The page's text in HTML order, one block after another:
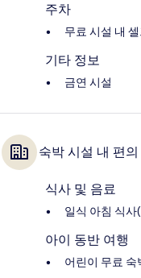
주차
무료 시설 내
기타 정보
금연 시설
숙박 시설 내 편의
식사 및 음료
일식 아침 식
아이 동반 여행
어린이 무료 숙